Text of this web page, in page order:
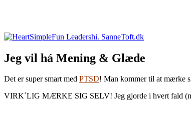
Jeg vil há Mening & Glæde
Det er super smart med PTSD! Man kommer til at mærke
VIRK´LIG MÆRKE SIG SELV! Jeg gjorde i hvert fald